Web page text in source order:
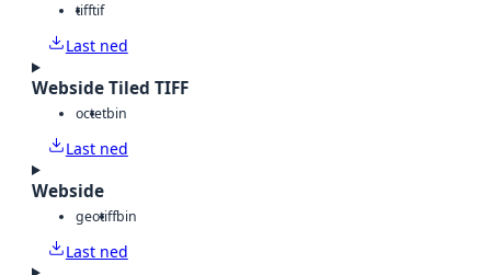
tifftif
Last ned
Webside Tiled TIFF
octetbin
Last ned
Webside
geotiffbin
Last ned